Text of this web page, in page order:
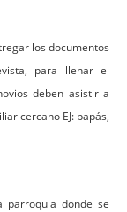
los documentos
para llenar el
deben asistir a
cercano EJ: papás,
parroquia donde se